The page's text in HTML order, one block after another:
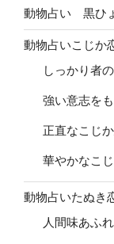
動物占い 黒ひ
動物占いこじか
しっかり者
強い意志を
正直なこじ
華やかなこ
動物占いたぬき
人間味あふ